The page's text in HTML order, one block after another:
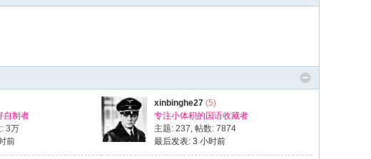
自制者
3万
前
xinbinghe27 (5)
专注小体积的国语收藏者
主题: 237, 帖数: 7874
最后发表: 3 小时前